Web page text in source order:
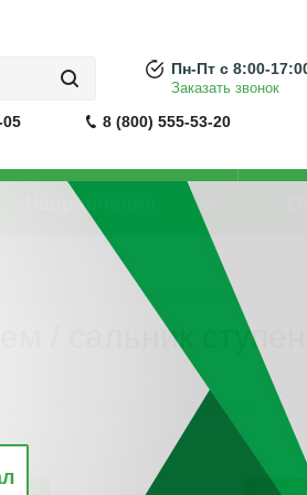
05 8 (800) 555-53-20
Пн-Пт с 8:00-
Заказать звонок
Направления
ввод с эластичным уплотнением / сальник
/ сальник
По цене По
НОВИНКА